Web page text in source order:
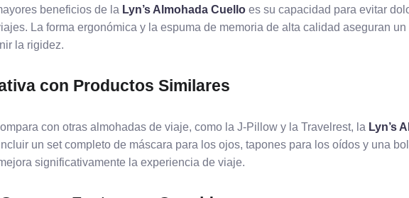
beneficios de la Lyn’s Almohada Cuello es su capacidad para evitar
La forma ergonómica y la espuma de memoria de alta calidad aseguran
la rigidez.
con Productos Similares
con otras almohadas de viaje, como la J-Pillow y la Travelrest, la Lyn’s
un set completo de máscara para los ojos, tapones para los oídos y una
significativamente la experiencia de viaje.